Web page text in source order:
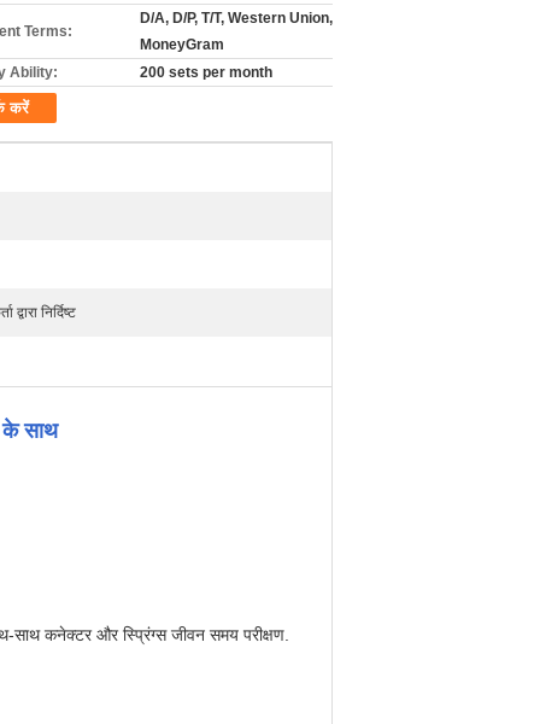
Terms:
D/A, D/P, T/T, Western Union,
MoneyGram
Ability:
200 sets per month
करें
निर्दिष्ट
के साथ
साथ कनेक्टर और स्प्रिंग्स जीवन समय परीक्षण.